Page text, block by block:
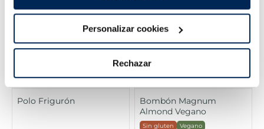
Personalizar cookies
Rechazar
Polo Frigurón
Bombón Magnum
Almond Vegano
Sin gluten Vegano